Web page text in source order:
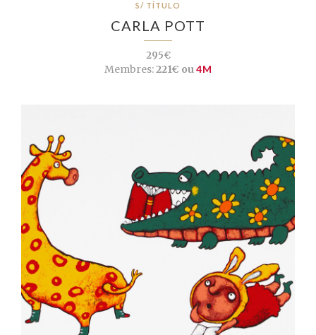
S/ TÍTULO
CARLA POTT
295€
Membres:221€ ou4M